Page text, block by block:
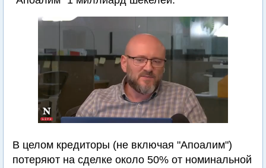
В целом кредиторы (не включая "Апоалим")
потеряют на сделке около 50% от номинальной